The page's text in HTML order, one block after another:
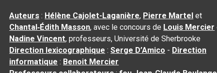
Auteurs : Hélène Cajolet-Laganière, Pierre Martel et
Chantal‑Édith Masson, avec le concours de Louis Mercier
Nadine Vincent, professeurs, Université de Sherbrooke
Direction lexicographique :Serge D’Amico - Direction
informatique : Benoit Mercier